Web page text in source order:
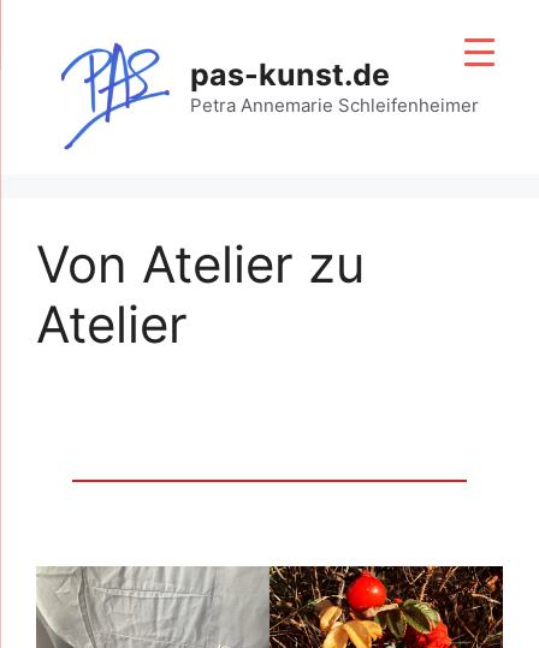
springen
pas-kunst.de
Petra Annemarie Schleifenheimer
Von Atelier zu
Atelier